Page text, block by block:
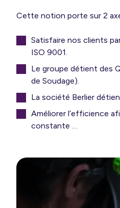
Cette notion porte sur 2
Satisfaire nos clients
ISO 9001.
Le groupe détient des
de Soudage).
La société Berlier
Améliorer l’efficience
constante …